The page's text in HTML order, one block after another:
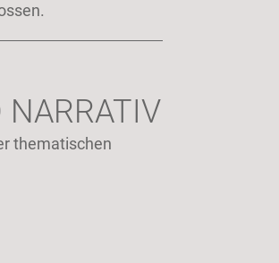
NARRATIV
thematischen